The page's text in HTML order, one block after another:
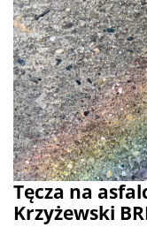
Tęcza na
Krzyżewski
Poprzednie